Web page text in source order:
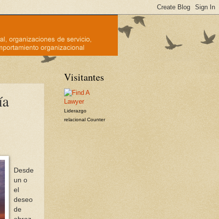
Desde
un o
el
deseo
de
Visitantes
Liderazgo
relacional Counter